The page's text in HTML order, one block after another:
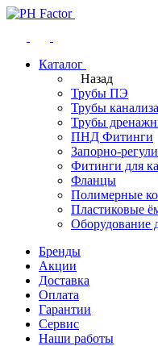
Каталог
Назад
Трубы ПЭ
Трубы
Трубы
ПНД Фитинги
Запорно-
Фитинги для
Фланцы
Полимерные
Пластиковые
Оборудование
Бренды
Акции
Доставка
Оплата
Гарантии
Сервис
Наши работы